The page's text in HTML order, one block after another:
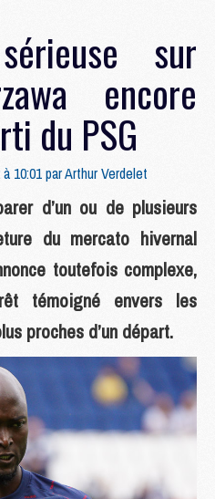
sur
encore
du PSG
10:01 parArthur Verdelet
d’un ou de plusieurs
du mercato hivernal
toutefois complexe,
témoigné envers les
proches d’un départ.